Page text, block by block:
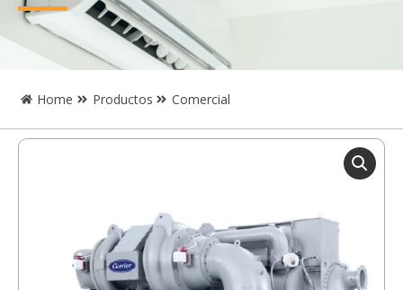
Home Productos Comercial